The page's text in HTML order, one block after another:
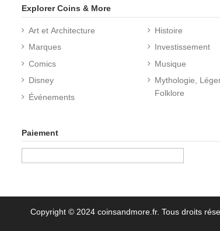
Explorer Coins & More
Art et Architecture
Marques
Comics
Disney
Événements
Histoire
Investissement
Musique
Mythologie,
Folklore
Paiement
Copyright © 2024 coinsandmore.fr. Tous droits